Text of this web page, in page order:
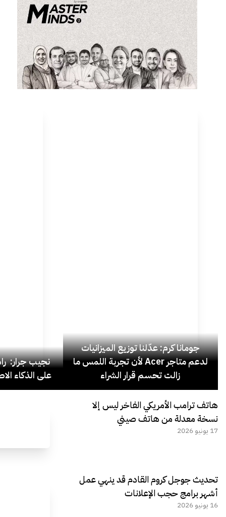
جومانا كرم: عدّلنا توزيع الميزانيات
لدعم متاجر Acer لأن تجربة اللمس ما
زالت تحسم قرار الشراء
نجيب جرار:
على الذكاء
هاتف ترامب الأمريكي الفاخر ليس إلا
نسخة معدلة من هاتف صيني
17 يونيو 2026
تحديث جوجل كروم القادم قد ينهي عمل
أشهر برامج حجب الإعلانات
16 يونيو 2026